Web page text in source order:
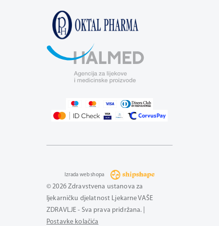
© 2026 Zdravstvena ustanova za
ljekarničku djelatnost Ljekarne VAŠE
ZDRAVLJE - Sva prava pridržana. |
Postavke kolačića
Izrada web shopa